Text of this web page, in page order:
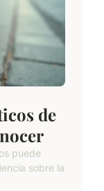
de
puede
sobre la